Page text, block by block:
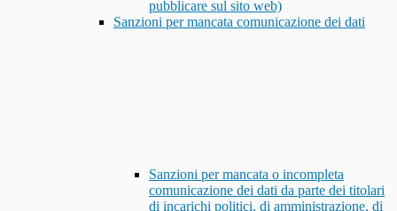
pubblicare sul sito web)
Sanzioni per mancata comunicazione dei dati
Sanzioni per mancata o incompleta
comunicazione dei dati da parte dei titolari
di incarichi politici, di amministrazione, di